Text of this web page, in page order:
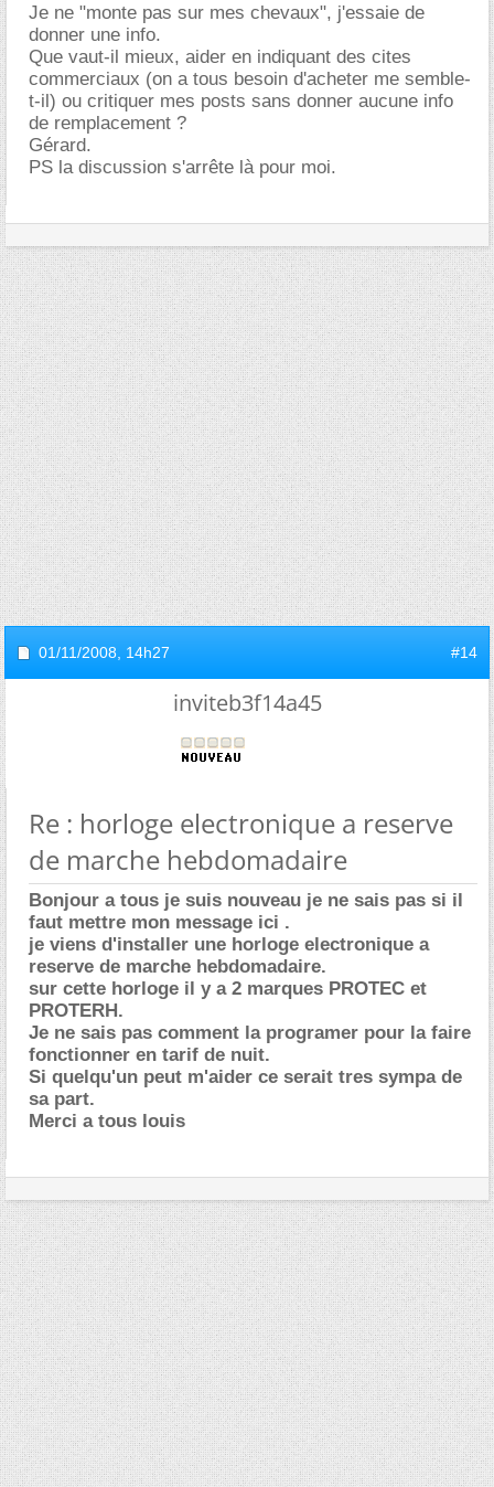
Je ne "monte pas sur mes chevaux", j'essaie de
donner une info.
Que vaut-il mieux, aider en indiquant des cites
commerciaux (on a tous besoin d'acheter me semble-
t-il) ou critiquer mes posts sans donner aucune info
de remplacement ?
Gérard.
PS la discussion s'arrête là pour moi.
01/11/2008, 14h27 #14
inviteb3f14a45
Re : horloge electronique a reserve
de marche hebdomadaire
Bonjour a tous je suis nouveau je ne sais pas si il
faut mettre mon message ici .
je viens d'installer une horloge electronique a
reserve de marche hebdomadaire.
sur cette horloge il y a 2 marques PROTEC et
PROTERH.
Je ne sais pas comment la programer pour la faire
fonctionner en tarif de nuit.
Si quelqu'un peut m'aider ce serait tres sympa de
sa part.
Merci a tous louis